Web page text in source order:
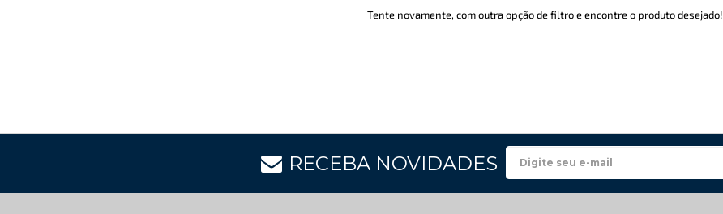
Tente novamente, com outra opção de filtro e encontre o produto desejado!
RECEBA NOVIDADES